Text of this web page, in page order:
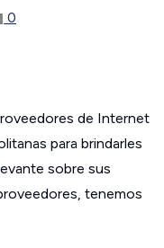
0
de Internet
para brindarles
sobre sus
tenemos